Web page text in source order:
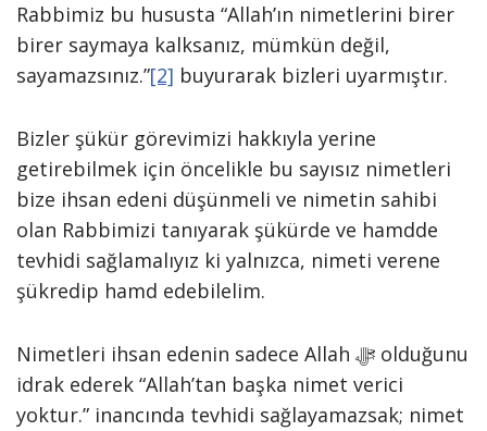
Rabbimiz bu hususta “Allah’ın nimetlerini birer
birer saymaya kalksanız, mümkün değil,
sayamazsınız.”[2] buyurarak bizleri uyarmıştır.
Bizler şükür görevimizi hakkıyla yerine
getirebilmek için öncelikle bu sayısız nimetleri
bize ihsan edeni düşünmeli ve nimetin sahibi
olan Rabbimizi tanıyarak şükürde ve hamdde
tevhidi sağlamalıyız ki yalnızca, nimeti verene
şükredip hamd edebilelim.
Nimetleri ihsan edenin sadece Allah ﷻ olduğunu
idrak ederek “Allah’tan başka nimet verici
yoktur.” inancında tevhidi sağlayamazsak; nimet